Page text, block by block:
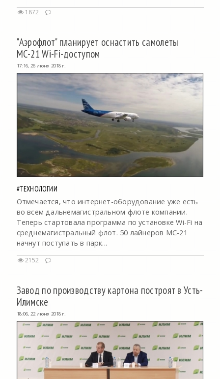
1872
"Аэрофлот" планирует оснастить самолеты
МС-21 Wi-Fi-доступом
17:16, 26 июня 2018 г.
#ТЕХНОЛОГИИ
Отмечается, что интернет-оборудование уже есть
во всем дальнемагистральном флоте компании.
Теперь стартовала программа по установке Wi-Fi на
среднемагистральный флот. 50 лайнеров МС-21
начнут поступать в парк...
2152
Завод по производству картона построят в Усть-
Илимске
18:06, 22 июня 2018 г.